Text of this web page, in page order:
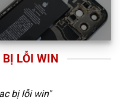
LỖI WIN
bị lỗi win"